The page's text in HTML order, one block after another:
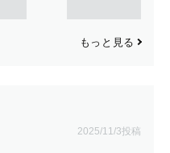
もっと見る
2025/11/3投稿